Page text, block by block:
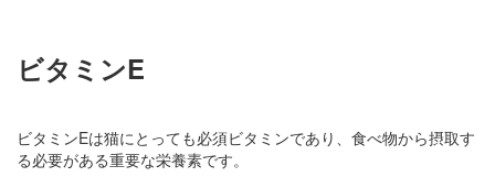
ビタミンE
ビタミンEは猫にとっても必須ビタミンであり、食べ物から摂取す
る必要がある重要な栄養素です。